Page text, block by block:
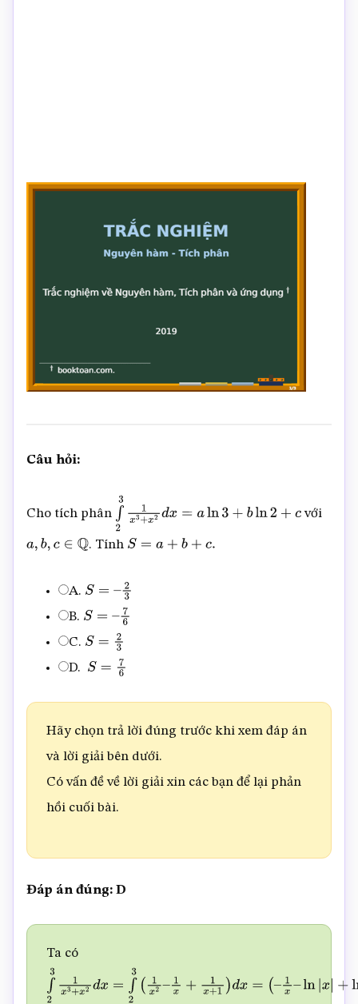
Câu hỏi:
Cho tích phân ∫2 31x3+ x2d x= aln3+ b ln2+c với
a,b,c ∈Q . Tính S=a+b + c.
A. S=–
B. S=–
C. S=23
D. S=76
Hãy chọn trả lời đúng trước khi xem đáp án
và lời giải bên dưới.
Có vấn đề về lời giải xin các bạn để lại phản
hồi cuối bài.
Đáp án đúng: D
Ta có
∫2 31x3+ x2d x= ∫2 3 (1x –1 + 1x+1)dx =(– 1 –ln |x|+ln x +